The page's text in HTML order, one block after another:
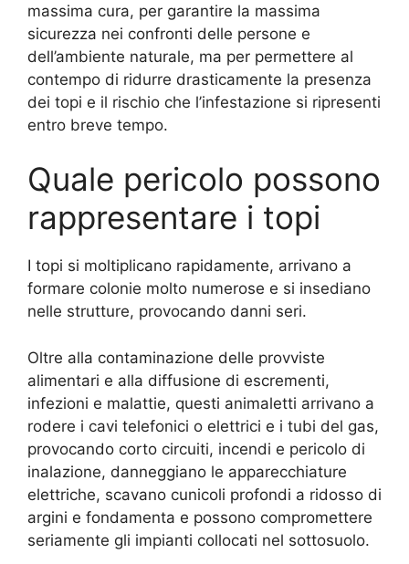
massima cura, per garantire la massima
sicurezza nei confronti delle persone e
dell’ambiente naturale, ma per permettere al
contempo di ridurre drasticamente la presenza
dei topi e il rischio che l’infestazione si ripresenti
entro breve tempo.
Quale pericolo possono
rappresentare i topi
I topi si moltiplicano rapidamente, arrivano a
formare colonie molto numerose e si insediano
nelle strutture, provocando danni seri.
Oltre alla contaminazione delle provviste
alimentari e alla diffusione di escrementi,
infezioni e malattie, questi animaletti arrivano a
rodere i cavi telefonici o elettrici e i tubi del gas,
provocando corto circuiti, incendi e pericolo di
inalazione, danneggiano le apparecchiature
elettriche, scavano cunicoli profondi a ridosso di
argini e fondamenta e possono compromettere
seriamente gli impianti collocati nel sottosuolo.